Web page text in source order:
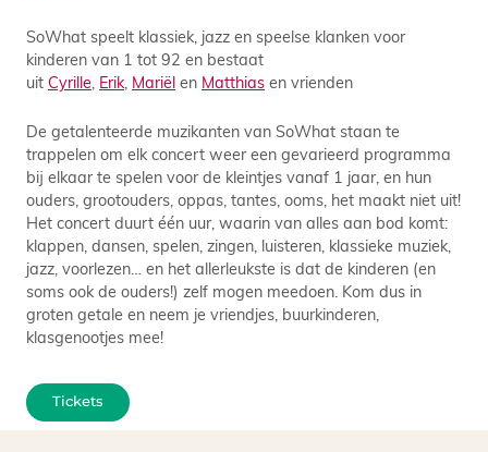
SoWhat speelt klassiek, jazz en speelse klanken voor
kinderen van 1 tot 92 en bestaat
uit Cyrille Erik Mariël en Matthias en vrienden
De getalenteerde muzikanten van SoWhat staan te
trappelen om elk concert weer een gevarieerd programma
bij elkaar te spelen voor de kleintjes vanaf 1 jaar, en hun
ouders, grootouders, oppas, tantes, ooms, het maakt niet uit!
Het concert duurt één uur, waarin van alles aan bod komt:
klappen, dansen, spelen, zingen, luisteren, klassieke muziek,
jazz, voorlezen… en het allerleukste is dat de kinderen (en
soms ook de ouders!) zelf mogen meedoen. Kom dus in
groten getale en neem je vriendjes, buurkinderen,
klasgenootjes mee!
Tickets